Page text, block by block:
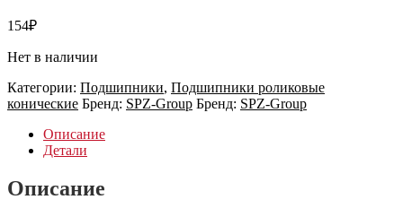
154₽
Нет в наличии
Категории: Подшипники, Подшипники роликовые
конические Бренд: SPZ-Group Бренд: SPZ-Group
Описание
Детали
Описание